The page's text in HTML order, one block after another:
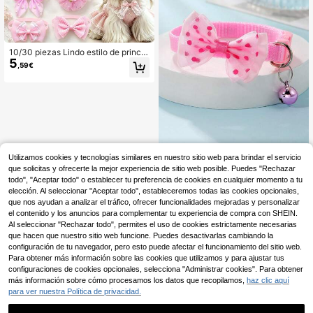
10/30 piezas Lindo estilo de prince
sa Corbata de moño para mascotas
- Collar de corbata de moño ajustab
años, esencial para disfrazarse en
vidad/Cumpleaños (Rosa, Magenta,
Rojo, Púrpura, Azul)
5 ,59€
1 Pieza Collar De Lazo Rosa Con P
untos Blancos Para Gato/perro
23 Left
2,68€
Utilizamos cookies y tecnologías similares en nuestro sitio web para brindar el servicio
que solicitas y ofrecerte la mejor experiencia de sitio web posible. Puedes "Rechazar
todo", "Aceptar todo" o establecer tu preferencia de cookies en cualquier momento a tu
elección. Al seleccionar "Aceptar todo", estableceremos todas las cookies opcionales,
que nos ayudan a analizar el tráfico, ofrecer funcionalidades mejoradas y personalizar
el contenido y los anuncios para complementar tu experiencia de compra con SHEIN.
Al seleccionar "Rechazar todo", permites el uso de cookies estrictamente necesarias
que hacen que nuestro sitio web funcione. Puedes desactivarlas cambiando la
configuración de tu navegador, pero esto puede afectar el funcionamiento del sitio web.
Para obtener más información sobre las cookies que utilizamos y para ajustar tus
configuraciones de cookies opcionales, selecciona "Administrar cookies". Para obtener
más información sobre cómo procesamos los datos que recopilamos, haz clic aquí
para ver nuestra Política de privacidad.